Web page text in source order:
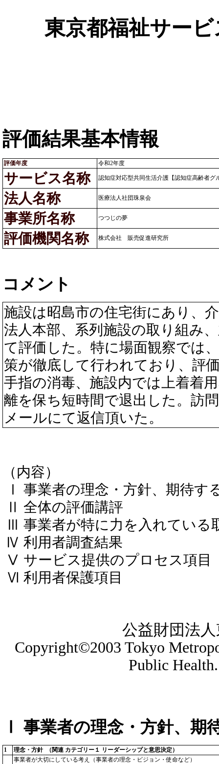
東京都福祉サー
評価結果基本情報
評価年度 令和2年度
サービス名称 認知症対応型共同生活介護【認知症高齢者グ
法人名称 医療法人社団珠泉会
事業所名称 つつじの夢
評価機関名称 株式会社 販売促進研究所
コメント
施設は昭島市の住宅街にあり、
法人本部、系列施設の取り組み
て評価した。特に場面観察では
策が徹底して行われており、評
手指の消毒、施設内では上着着
離を保ち短時間で退出した。訪
メールにて返信頂いた。
（内容）
Ⅰ 事業者の理念・方針、期待す
Ⅱ 全体の評価講評
Ⅲ 事業者が特に力を入れている
Ⅳ 利用者調査結果
Ⅴ サービス提供のプロセス項目
Ⅵ 利用者保護項目
公益財団法
Copyright©2003 Tokyo
Public
Ⅰ 事業者の理念・方針、期
1
理念・方針 （関連 カテゴリー１ リーダーシップと意思決定）
事業者が大切にしている考え（事業者の理念・ビジョン・使命など）